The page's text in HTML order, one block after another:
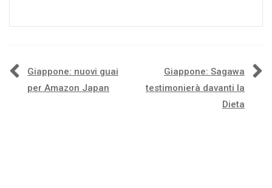
Navigazione
Giappone: nuovi guai
per Amazon Japan
Giappone: Sagawa
testimonierà davanti la
Dieta